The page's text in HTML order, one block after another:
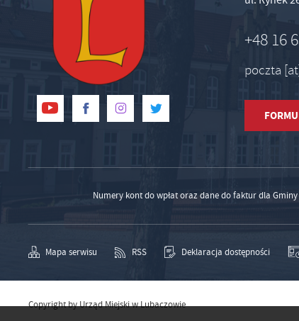
+48 16
poczta
Numery kont do wpłat oraz dane do faktur dla
Mapa serwisu RSS Deklaracja dostępności
Copyright by Urząd Miejski w Lubaczowie